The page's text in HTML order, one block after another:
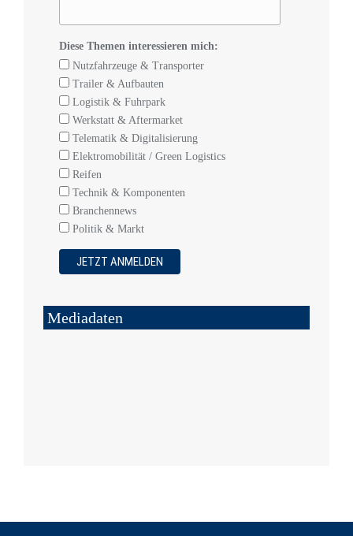
Diese Themen interessieren mich:
Nutzfahrzeuge & Transporter
Trailer & Aufbauten
Logistik & Fuhrpark
Werkstatt & Aftermarket
Telematik & Digitalisierung
Elektromobilität / Green Logistics
Reifen
Technik & Komponenten
Branchennews
Politik & Markt
Mediadaten